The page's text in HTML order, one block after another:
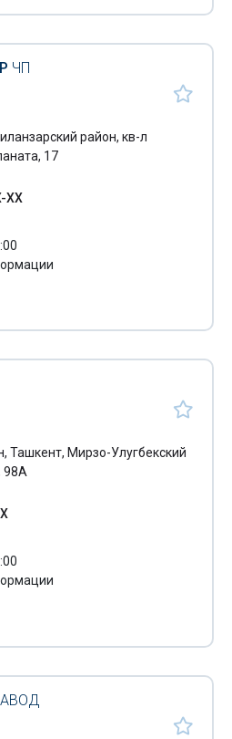
изделий
ЧП
район, кв-л
17
XX
Ташкент, Мирзо-Улугбекский
98А